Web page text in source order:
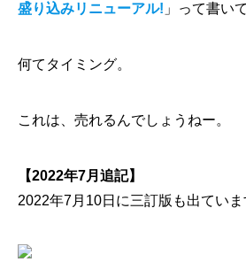
盛り込みリニューアル! 」って書い
何てタイミング。
これは、売れるんでしょうねー。
【2022年7月追記】
2022年7月10日に三訂版も出ていま